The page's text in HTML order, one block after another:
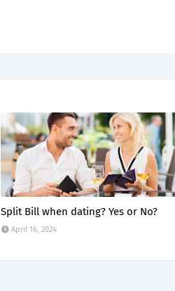
Split Bill when dating? Yes or No?
April 16, 2024